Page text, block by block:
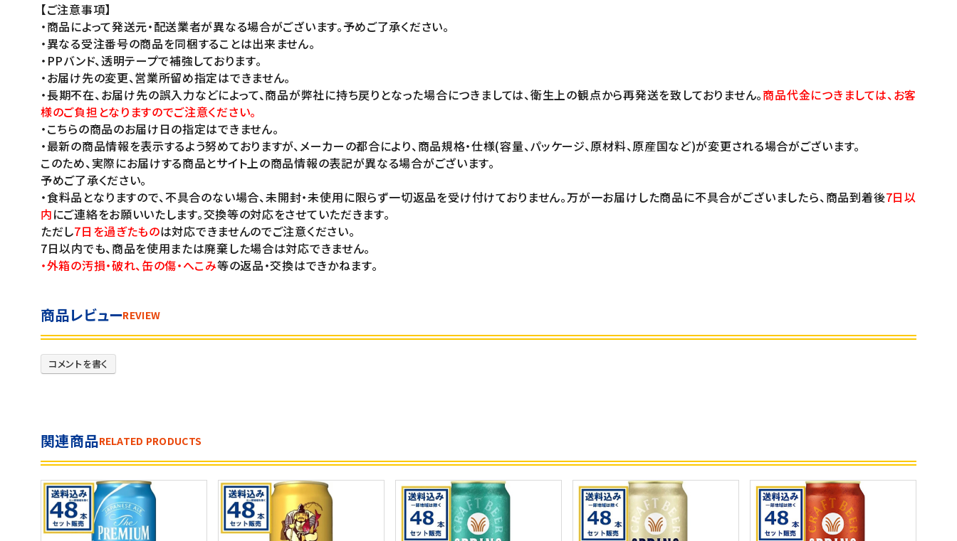
【ご注意事項】
・商品によって発送元・配送業者が異なる場合がございます。予めご了承ください。
・異なる受注番号の商品を同梱することは出来ません。
・PPバンド、透明テープで補強しております。
・お届け先の変更、営業所留め指定はできません。
・長期不在、お届け先の誤入力などによって、商品が弊社に持ち戻りとなった場合につきましては、衛生上の観点から再発送を致しておりません。商品代金につきましては、お客
様のご負担となりますのでご注意ください。
・こちらの商品のお届け日の指定はできません。
・最新の商品情報を表示するよう努めておりますが、メーカーの都合により、商品規格・仕様(容量、パッケージ、原材料、原産国など)が変更される場合がございます。
このため、実際にお届けする商品とサイト上の商品情報の表記が異なる場合がございます。
予めご了承ください。
・食料品となりますので、不具合のない場合、未開封・未使用に限らず一切返品を受け付けておりません。万が一お届けした商品に不具合がございましたら、商品到着後7日以
内にご連絡をお願いいたします。交換等の対応をさせていただきます。
ただし7日を過ぎたものは対応できませんのでご注意ください。
7日以内でも、商品を使用または廃棄した場合は対応できません。
・外箱の汚損・破れ、缶の傷・へこみ等の返品・交換はできかねます。
商品レビューREVIEW
コメントを書く
関連商品RELATED PRODUCTS